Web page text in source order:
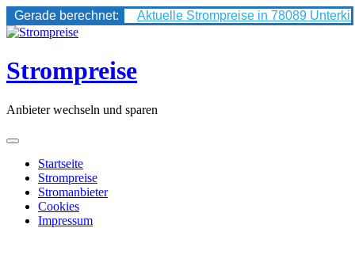
Gerade berechnet:
Aktuelle Strompreise in 78089
Skip
content
Strompreise
Anbieter wechseln und sparen
Startseite
Strompreise
Stromanbieter
Cookies
Impressum